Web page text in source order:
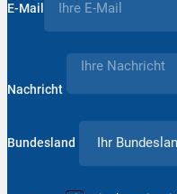
E-Mail
Nachricht
Bundesland